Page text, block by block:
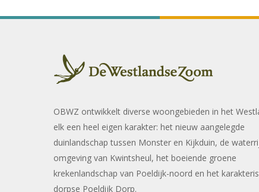
OBWZ ontwikkelt diverse woongebieden in het
elk een heel eigen karakter: het nieuw aangelegde
duinlandschap tussen Monster en Kijkduin, de
omgeving van Kwintsheul, het boeiende groene
krekenlandschap van Poeldijk-noord en het
dorpse Poeldijk Dorp.